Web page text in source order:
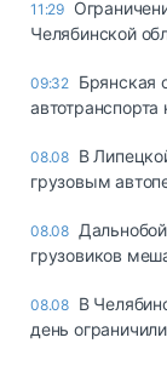
11:29
Челябинской
09:32 Брянская
автотранспорта
08.08 В
грузовым
08.08
грузовиков
08.08 В
день